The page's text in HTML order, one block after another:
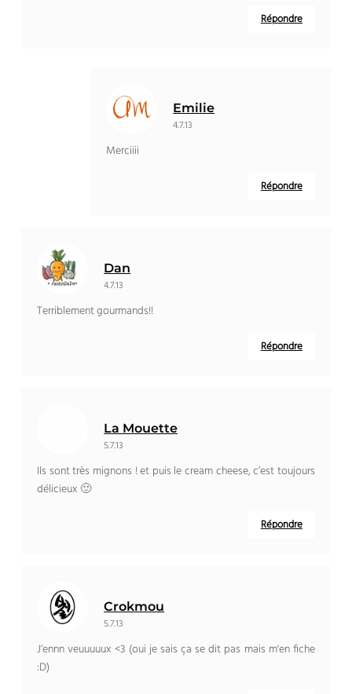
Répondre
Emilie
4.7.13
Merciiii
Répondre
Dan
4.7.13
Terriblement gourmands!!
Répondre
La Mouette
5.7.13
Ils sont très mignons ! et puis le cream cheese, c’est toujours
délicieux 🙂
Répondre
Crokmou
5.7.13
J’ennn veuuuuux <3 (oui je sais ça se dit pas mais m'en fiche
:D)